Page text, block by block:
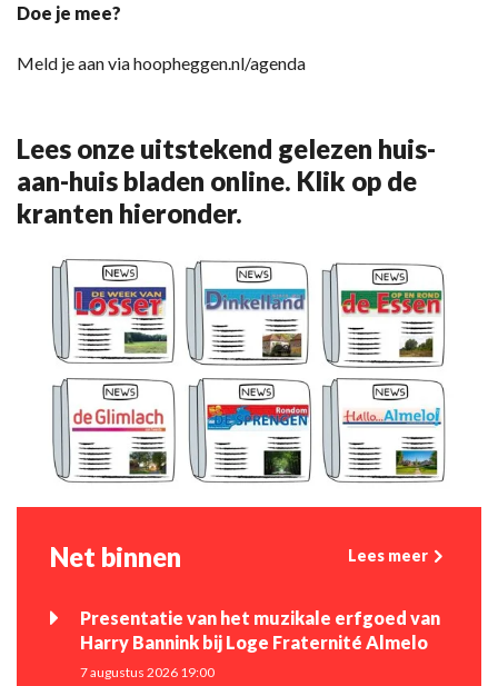
Doe je mee?
Meld je aan via hoopheggen.nl/agenda
Lees onze uitstekend gelezen huis-
aan-huis bladen online. Klik op de
kranten hieronder.
Net binnen Lees meer
Presentatie van het muzikale erfgoed van
Harry Bannink bij Loge Fraternité Almelo
7 augustus 2026 19:00